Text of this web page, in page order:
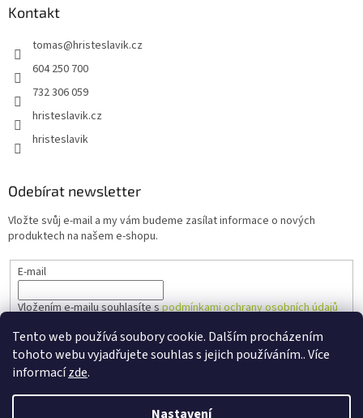
Tento web používá soubory cookie. Dalším procházením
tohoto webu vyjadřujete souhlas s jejich používáním.. Více
informacízde.
Nastavení
Kontakt
tomas@hristeslavik.cz
604 250 700
732 306 059
hristeslavik.cz
hristeslavik
Odebírat newsletter
Vložte svůj e-mail a my vám budeme zasílat informace o nových
produktech na našem e-shopu.
E-mail
Vložením e-mailu souhlasíte spodmínkami ochrany osobních údajů
PŘIHLÁSIT SE